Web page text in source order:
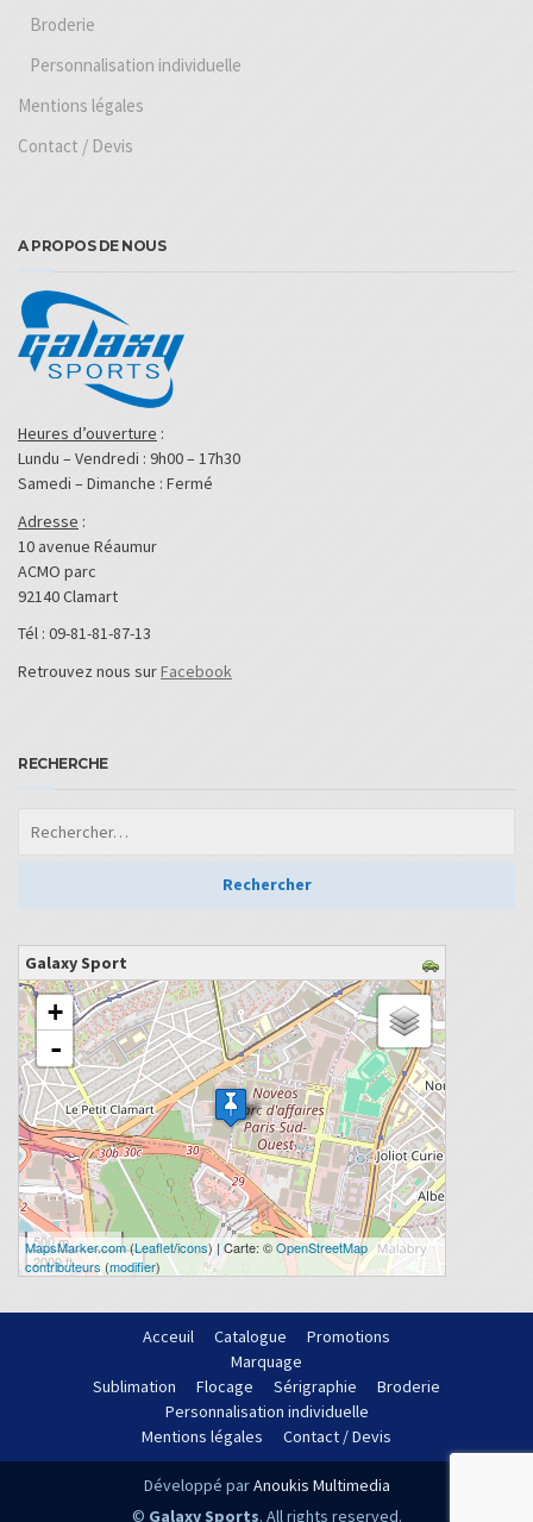
Broderie
Personnalisation individuelle
Mentions légales
Contact / Devis
A PROPOS DE NOUS
Heures d’ouverture :
Lundu – Vendredi : 9h00 – 17h30
Samedi – Dimanche : Fermé
Adresse :
10 avenue Réaumur
ACMO parc
92140 Clamart
Tél : 09-81-81-87-13
Retrouvez nous surFacebook
RECHERCHE
Galaxy Sport
chargement de la carte - veuillez patienter...
+
-
500 m
2000 ft
MapsMarker.com(Leaflet/icons) | Carte: ©OpenStreetMap
contributeurs (modifier)
Acceuil Catalogue
Promotions
Marquage
Sublimation
Flocage Sérigraphie
Broderie
Personnalisation individuelle
Mentions légales
Contact / Devis
Développé parAnoukis Multimedia
© Galaxy Sports. All rights reserved.